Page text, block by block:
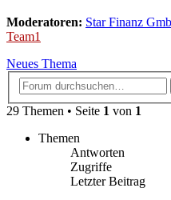
Moderatoren: Star Finanz
Team1
Neues Thema
29 Themen • Seite 1 von 1
Themen
Antworten
Zugriffe
Letzter Beitrag